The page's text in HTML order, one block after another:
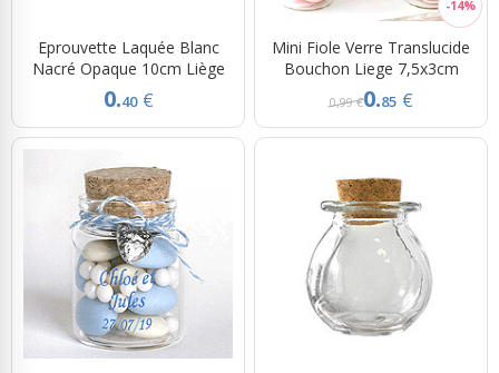
Eprouvette Laquée Blanc
Nacré Opaque 10cm Liège
0.40 €
Mini Fiole Verre Translucide
Bouchon Liege 7,5x3cm
0,99 €0.85 €